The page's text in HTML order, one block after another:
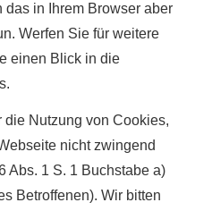
in Ihrem Browser aber
Werfen Sie für weitere
einen Blick in die
die Nutzung von Cookies,
nicht zwingend
Abs. 1 S. 1 Buchstabe a)
Betroffenen). Wir bitten